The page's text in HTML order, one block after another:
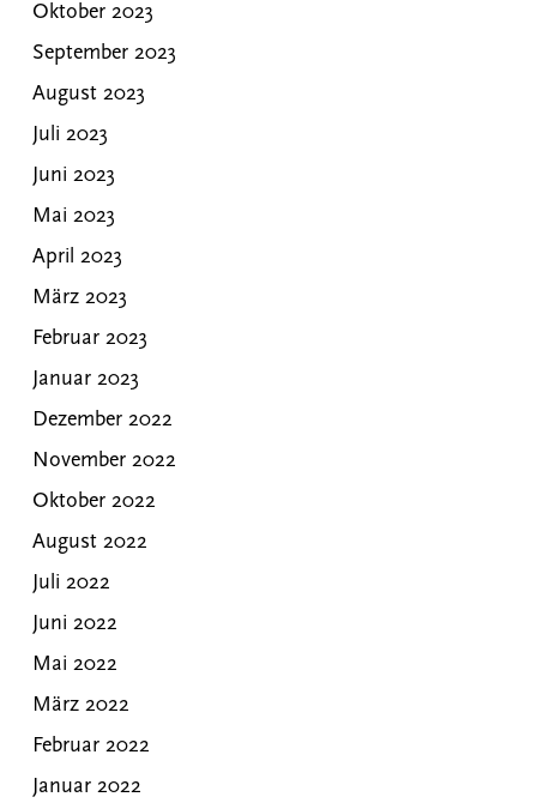
Oktober 2023
September 2023
August 2023
Juli 2023
Juni 2023
Mai 2023
April 2023
März 2023
Februar 2023
Januar 2023
Dezember 2022
November 2022
Oktober 2022
August 2022
Juli 2022
Juni 2022
Mai 2022
März 2022
Februar 2022
Januar 2022